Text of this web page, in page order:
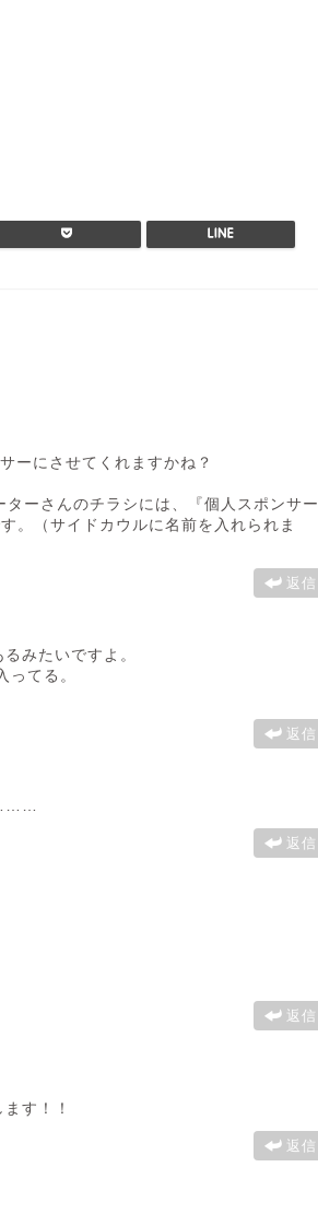
ーにさせてくれますかね？
ーさんのチラシには、『個人スポンサー
。（サイドカウルに名前を入れられま
返信
みたいですよ。
てる。
返信
………
返信
返信
す！！
返信